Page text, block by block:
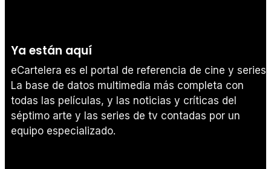
Ya están aquí
eCartelera es el portal de referencia de cine y series.
La base de datos multimedia más completa con
todas las películas, y las noticias y críticas del
séptimo arte y las series de tv contadas por un
equipo especializado.